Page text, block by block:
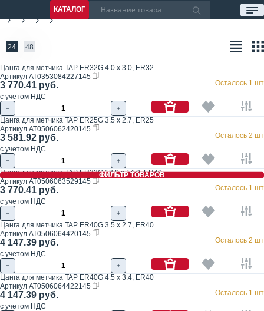
КАТАЛОГ
ФИЛЬТР ТОВАРОВ
24 48
Цанга для метчика TAP ER32G 4.0 x 3.0, ER32
Артикул AT0353084227145
3 770.41 руб.
с учетом НДС
Осталось 1 шт
Цанга для метчика TAP ER25G 3.5 x 2.7, ER25
Артикул AT0506062420145
3 581.92 руб.
с учетом НДС
Осталось 2 шт
Цанга для метчика TAP ER32G 18.0 x 14.0, ER40
Артикул AT0506063529145
3 770.41 руб.
с учетом НДС
Осталось 1 шт
Цанга для метчика TAP ER40G 3.5 x 2.7, ER40
Артикул AT0506064420145
4 147.39 руб.
с учетом НДС
Осталось 2 шт
Цанга для метчика TAP ER40G 4.5 x 3.4, ER40
Артикул AT0506064422145
4 147.39 руб.
с учетом НДС
Осталось 1 шт